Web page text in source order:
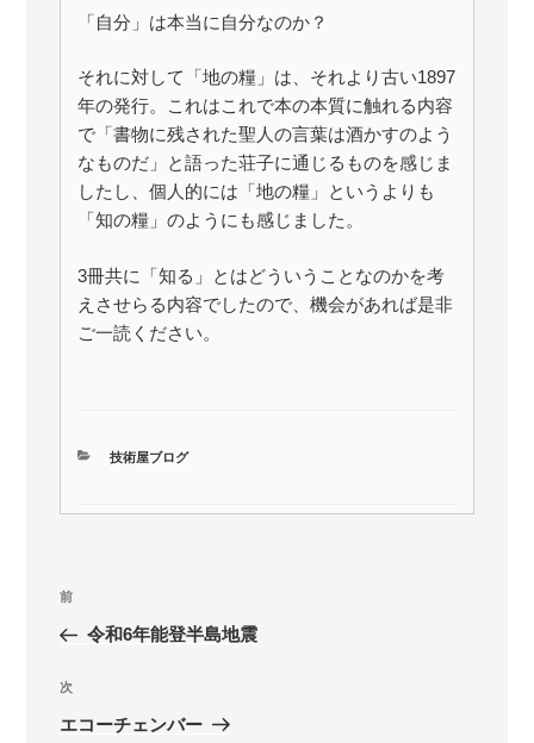
「自分」は本当に自分なのか？
それに対して「地の糧」は、それより古い1897
年の発行。これはこれで本の本質に触れる内容
で「書物に残された聖人の言葉は酒かすのよう
なものだ」と語った荘子に通じるものを感じま
したし、個人的には「地の糧」というよりも
「知の糧」のようにも感じました。
3冊共に「知る」とはどういうことなのかを考
えさせらる内容でしたので、機会があれば是非
ご一読ください。
カ
技術屋ブログ
投
ナ
ビ
ゲ
前
の
稿
前
令和6年能登半島地震
次
の
次
エコーチェンバー